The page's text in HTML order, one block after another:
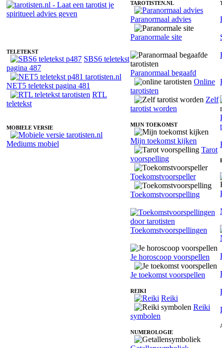
TELETEKST
SBS6 teletekst
pagina 487
NET5 teletekst pagina 481
RTL
teletekst
MOBIELE VERSIE
Mediums mobiel
TAROTISTEN.NL
Paranormaal advies
Paranormale site
Paranormaal begaafd
Online
tarotisten
Zelf
tarotist worden
MIJN TOEKOMST
Mijn toekomst kijken
Tarot
voorspelling
Toekomstvoorspeller
Toekomstvoorspelling
Toekomstvoorspellingen
Je horoscoop voorspellen
Je toekomst voorspellen
REIKI
Reiki
Reiki
symbolen
NUMEROLOGIE